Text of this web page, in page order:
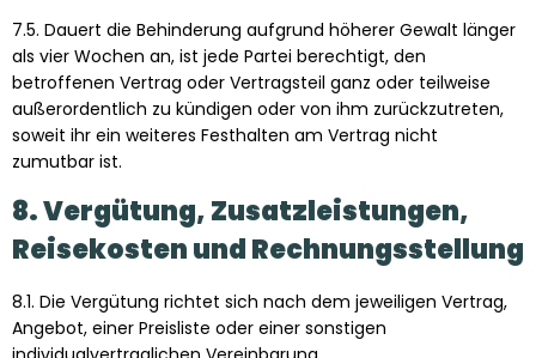
7.5. Dauert die Behinderung aufgrund höherer Gewalt länger
als vier Wochen an, ist jede Partei berechtigt, den
betroffenen Vertrag oder Vertragsteil ganz oder teilweise
außerordentlich zu kündigen oder von ihm zurückzutreten,
soweit ihr ein weiteres Festhalten am Vertrag nicht
zumutbar ist.
8. Vergütung, Zusatzleistungen,
Reisekosten und Rechnungsstellung
8.1. Die Vergütung richtet sich nach dem jeweiligen Vertrag,
Angebot, einer Preisliste oder einer sonstigen